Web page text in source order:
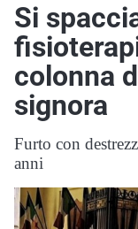
Si
colonna
signora
Furto con
anni